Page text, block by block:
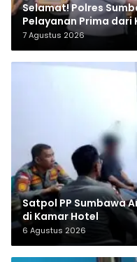
Selamat! Polres
Pelayanan Prima dari
7 Agustus 2026
Satpol PP Sumbawa
di Kamar Hotel
6 Agustus 2026